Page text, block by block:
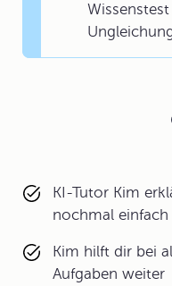
KI-Tutor Kim
nochmal
Kim hilft dir bei
Aufgaben weiter